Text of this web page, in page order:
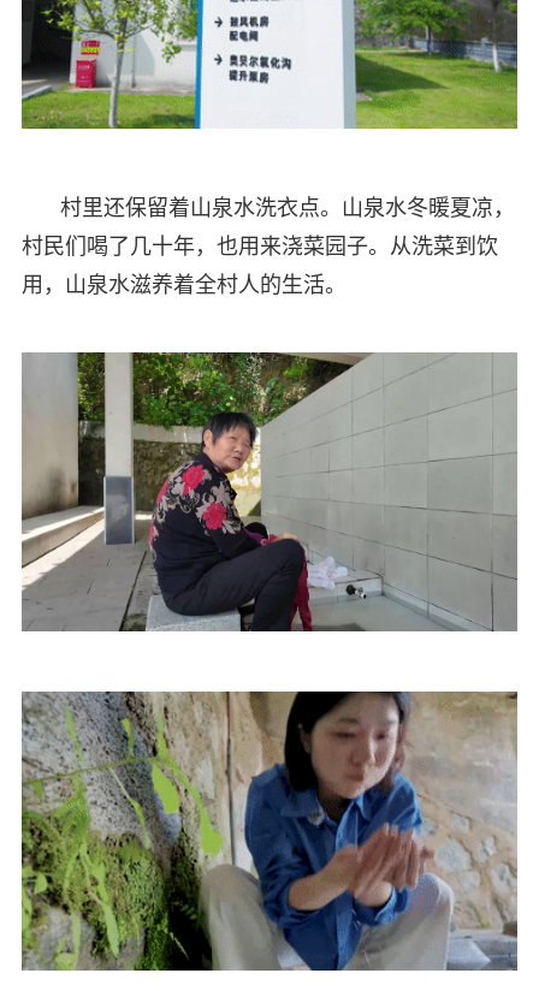
村里还保留着山泉水洗衣点。山泉水冬暖夏凉，
村民们喝了几十年，也用来浇菜园子。从洗菜到饮
用，山泉水滋养着全村人的生活。